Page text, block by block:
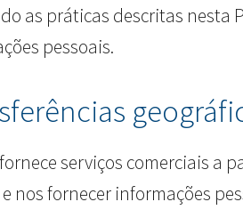
as práticas descritas nesta
pessoais.
fornece serviços comerciais a
nos fornecer informações